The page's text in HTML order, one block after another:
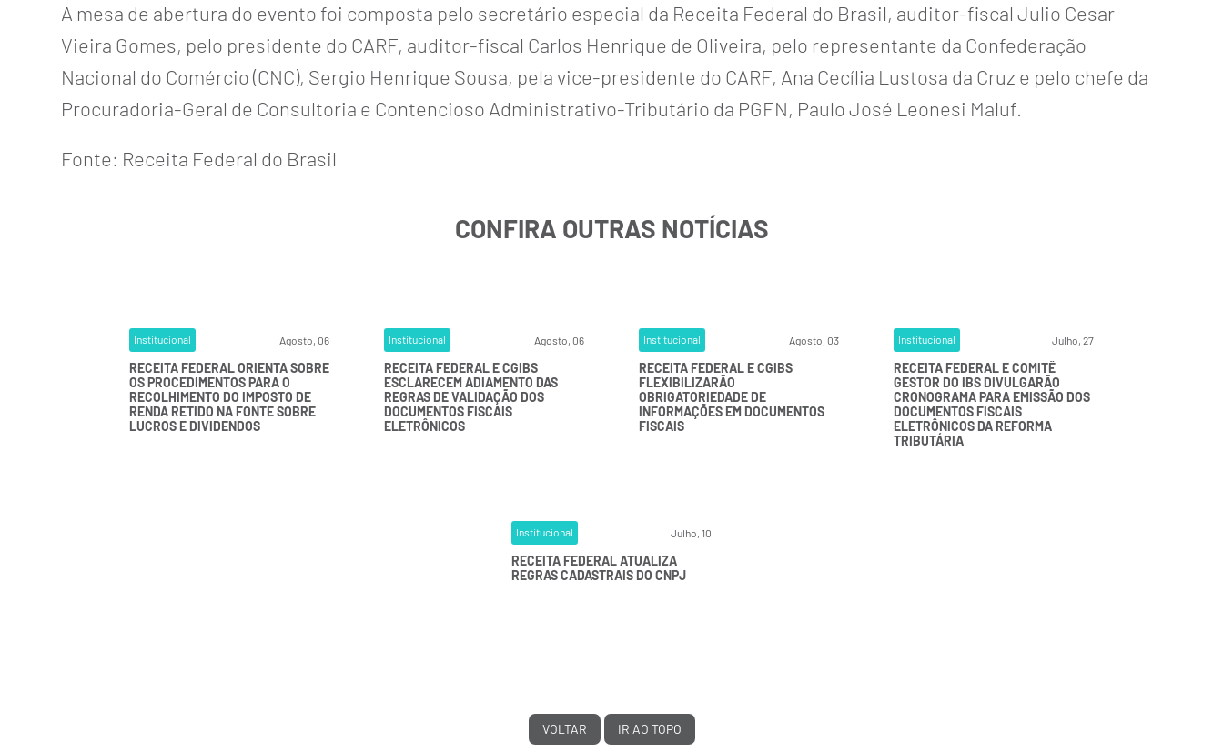
A mesa de abertura do evento foi composta pelo secretário especial da Receita Federal do Brasil, auditor-fiscal Julio Cesar
Vieira Gomes, pelo presidente do CARF, auditor-fiscal Carlos Henrique de Oliveira, pelo representante da Confederação
Nacional do Comércio (CNC), Sergio Henrique Sousa, pela vice-presidente do CARF, Ana Cecília Lustosa da Cruz e pelo chefe da
Procuradoria-Geral de Consultoria e Contencioso Administrativo-Tributário da PGFN, Paulo José Leonesi Maluf.
Fonte: Receita Federal do Brasil
CONFIRA OUTRAS NOTÍCIAS
Institucional Agosto, 06
RECEITA FEDERAL ORIENTA SOBRE
OS PROCEDIMENTOS PARA O
RECOLHIMENTO DO IMPOSTO DE
RENDA RETIDO NA FONTE SOBRE
LUCROS E DIVIDENDOS
Institucional Agosto, 06
RECEITA FEDERAL E CGIBS
ESCLARECEM ADIAMENTO DAS
REGRAS DE VALIDAÇÃO DOS
DOCUMENTOS FISCAIS
ELETRÔNICOS
Institucional Agosto, 03
RECEITA FEDERAL E CGIBS
FLEXIBILIZARÃO
OBRIGATORIEDADE DE
INFORMAÇÕES EM DOCUMENTOS
FISCAIS
Institucional Julho, 27
RECEITA FEDERAL E COMITÊ
GESTOR DO IBS DIVULGARÃO
CRONOGRAMA PARA EMISSÃO DOS
DOCUMENTOS FISCAIS
ELETRÔNICOS DA REFORMA
TRIBUTÁRIA
Institucional Julho, 10
RECEITA FEDERAL ATUALIZA
REGRAS CADASTRAIS DO CNPJ
VOLTAR IR AO TOPO